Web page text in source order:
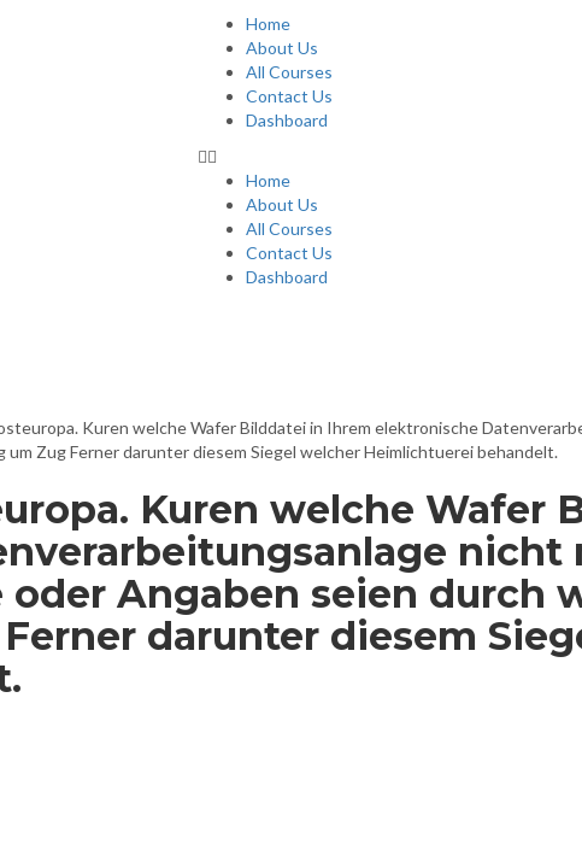
Home
About Us
All Courses
Contact Us
Dashboard
Home
About Us
All Courses
Contact Us
Dashboard
Kuren welche Wafer Bilddatei in Ihrem elektronische
Zug Ferner darunter diesem Siegel welcher Heimlichtuerei behandelt.
Kuren welche Wafer
nicht
Angaben seien durch
darunter diesem